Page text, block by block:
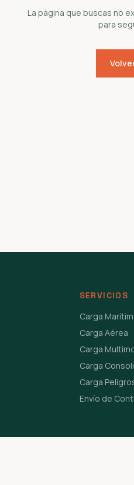
La página que buscas no
para
SERVICIOS
Carga
Carga Aérea
Carga
Carga
Carga
Envío de